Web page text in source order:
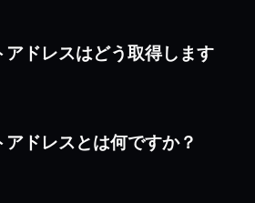
アドレスはどう取得します
ドレスとは何ですか？